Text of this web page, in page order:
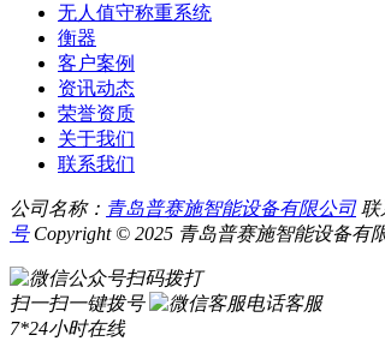
无人值守称重系统
衡器
客户案例
资讯动态
荣誉资质
关于我们
联系我们
公司名称： 青岛普赛施智能设备有限公司 联
号 Copyright © 2025 青岛普赛施智能设备有
扫码拨打
扫一扫一键拨号
电话客服
7*24小时在线